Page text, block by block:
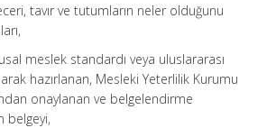
tavır ve tutumların neler olduğunu
meslek standardı veya uluslararası
hazırlanan, Mesleki Yeterlilik Kurumu
onaylanan ve belgelendirme
belgeyi,